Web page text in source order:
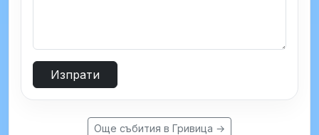
Изпрати
Още събития в Гривица →